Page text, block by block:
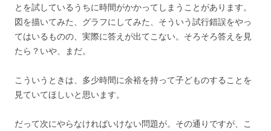
とを試しているうちに時間がかかってしまうことがあります。
図を描いてみた、グラフにしてみた、そういう試行錯誤をやっ
てはいるものの、実際に答えが出てこない。そろそろ答えを見
たら？いや、まだ。
こういうときは、多少時間に余裕を持って子どものすることを
見ていてほしいと思います。
だって次にやらなければいけない問題が。その通りですが、こ